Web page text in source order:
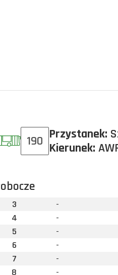
190 Przystanek:
Kierunek:
3
-
4
-
5
-
6
-
7
-
8
-